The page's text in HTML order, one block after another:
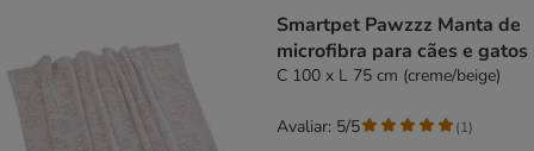
Smartpet Pawzzz Manta de
microfibra para cães e gatos
C 100 x L 75 cm (creme/beige)
Avaliar: 5/5 (1)